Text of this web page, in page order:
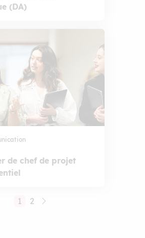
(DA)
de chef de projet
1 2